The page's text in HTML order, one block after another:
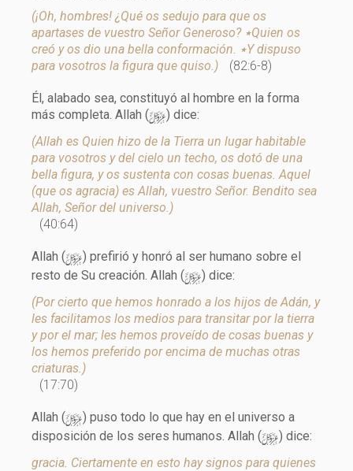
(¡Oh, hombres! ¿Qué os sedujo para que os
apartases de vuestro Señor Generoso? ٭Quien os
creó y os dio una bella conformación. ٭Y dispuso
para vosotros la figura que quiso.)
(82:6-8)
Él, alabado sea, constituyó al hombre en la forma
más completa. Allah (y) dice:
(Allah es Quien hizo de la Tierra un lugar habitable
para vosotros y del cielo un techo, os dotó de una
bella figura, y os sustenta con cosas buenas. Aquel
(que os agracia) es Allah, vuestro Señor. Bendito sea
Allah, Señor del universo.)
(40:64)
Allah (y) prefirió y honró al ser humano sobre el
resto de Su creación. Allah (y) dice:
(Por cierto que hemos honrado a los hijos de Adán, y
les facilitamos los medios para transitar por la tierra
y por el mar; les hemos proveído de cosas buenas y
los hemos preferido por encima de muchas otras
criaturas.)
(17:70)
Allah (y) puso todo lo que hay en el universo a
disposición de los seres humanos. Allah (y) dice:
gracia. Ciertamente en esto hay signos para quienes